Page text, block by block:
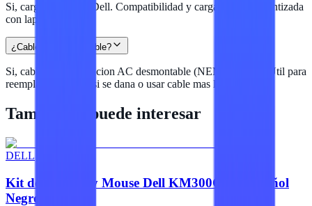
Si, cargador oficial Dell. Compatibilidad y carga optima garantizada
con laptops Dell.
¿Cable es desmontable?
Si, cable de alimentacion AC desmontable (NEMA 5-15P). Util para
reemplazar el cable si se dana o usar cable mas largo/corto.
También te puede interesar
DELL
Kit de Teclado y Mouse Dell KM300C en Español
Negro